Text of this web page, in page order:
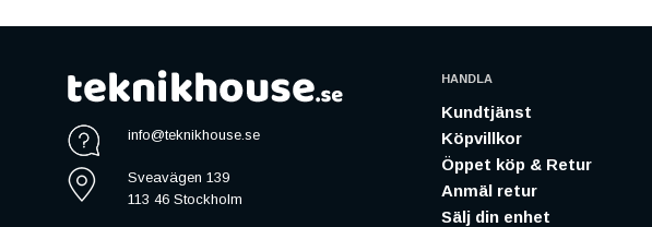
info@teknikhouse.se
Sveavägen 139
113 46 Stockholm
HANDLA
Kundtjänst
Köpvillkor
Öppet köp & Retur
Anmäl retur
Sälj din enhet